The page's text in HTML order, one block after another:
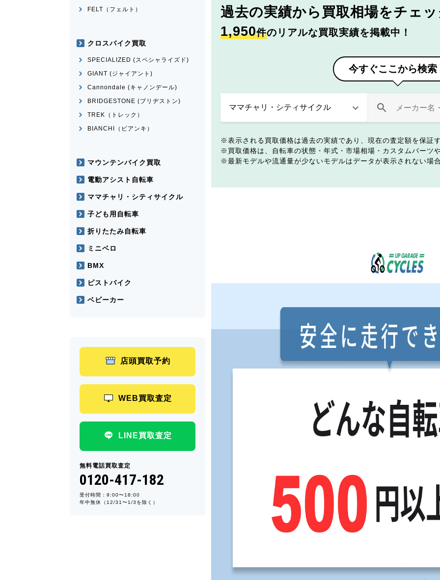
過去の実績から 買取相場をチェ
1,950件のリアルな買取実績を掲載中！
今すぐここから検索
表示される買取価格は過去の実績であり、現在の査定額を保証
買取価格は、自転車の状態・年式・市場相場・カスタムパーツ
最新モデルや流通量が少ないモデルはデータが表示されない場
FELT（フェルト）
クロスバイク買取
SPECIALIZED (スペシャライズド)
GIANT (ジャイアント)
Cannondale (キャノンデール)
BRIDGESTONE (ブリヂストン)
TREK（トレック）
BIANCHI（ビアンキ）
マウンテンバイク買取
電動アシスト自転車
ママチャリ・シティサイクル
子ども用自転車
折りたたみ自転車
ミニベロ
BMX
ピストバイク
ベビーカー
店頭買取予約
WEB買取査定
LINE買取査定
無料電話買取査定
0120-417-182
受付時間：9:00〜18:00
年中無休（12/31〜1/3を除く）